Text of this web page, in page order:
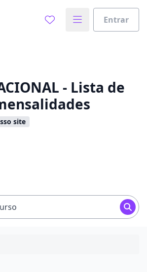
Entrar
ideal para seus estudos
Sim, já sei
- Lista de
site